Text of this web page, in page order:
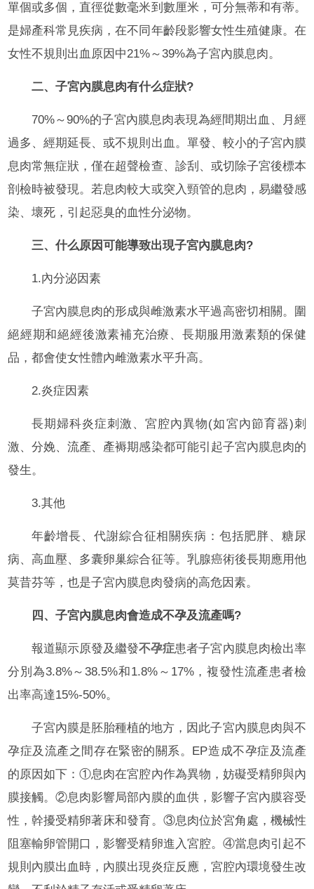
單個或多個，直徑從數毫米到數厘米，可分無蒂和有蒂。
是婦產科常見疾病，在不同年齡段影響女性生殖健康。在
女性不規則出血原因中21%～39%為子宮內膜息肉。
二、子宮內膜息肉有什么症狀?
70%～90%的子宮內膜息肉表現為經間期出血、月經
過多、經期延長、或不規則出血。單發、較小的子宮內膜
息肉常無症狀，僅在超聲檢查、診刮、或切除子宮後標本
剖檢時被發現。若息肉較大或突入頸管的息肉，易繼發感
染、壞死，引起惡臭的血性分泌物。
三、什么原因可能導致出現子宮內膜息肉?
1.內分泌因素
子宮內膜息肉的形成與雌激素水平過高密切相關。圍
絕經期和絕經後激素補充治療、長期服用激素類的保健
品，都會使女性體內雌激素水平升高。
2.炎症因素
長期婦科炎症刺激、宮腔內異物(如宮內節育器)刺
激、分娩、流產、產褥期感染都可能引起子宮內膜息肉的
發生。
3.其他
年齡增長、代謝綜合征相關疾病：包括肥胖、糖尿
病、高血壓、多囊卵巢綜合征等。乳腺癌術後長期應用他
莫昔芬等，也是子宮內膜息肉發病的高危因素。
四、子宮內膜息肉會造成不孕及流產嗎?
報道顯示原發及繼發不孕症患者子宮內膜息肉檢出率
分別為3.8%～38.5%和1.8%～17%，複發性流產患者檢
出率高達15%-50%。
子宮內膜是胚胎種植的地方，因此子宮內膜息肉與不
孕症及流產之間存在緊密的關系。EP造成不孕症及流產
的原因如下：①息肉在宮腔內作為異物，妨礙受精卵與內
膜接觸。②息肉影響局部內膜的血供，影響子宮內膜容受
性，幹擾受精卵著床和發育。③息肉位於宮角處，機械性
阻塞輸卵管開口，影響受精卵進入宮腔。④當息肉引起不
規則內膜出血時，內膜出現炎症反應，宮腔內環境發生改